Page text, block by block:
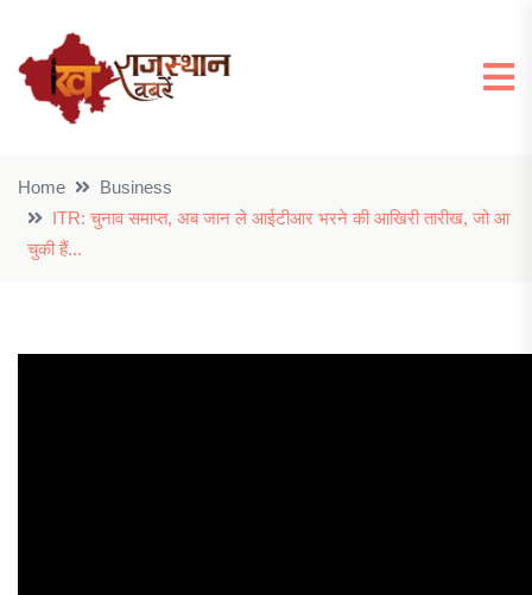
Home
Business
ITR: चुनाव समाप्त, अब जान ले आईटीआर भरने की आखिरी तारीख, जो आ
चुकी हैं...